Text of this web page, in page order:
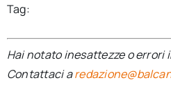
Tag:
Hai notato inesattezze o errori
Contattaci a